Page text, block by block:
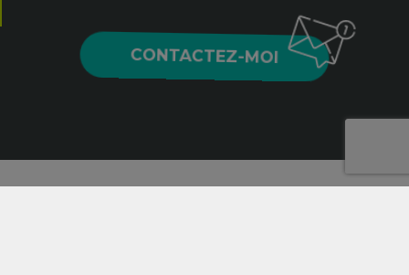
CONTACTEZ-MOI